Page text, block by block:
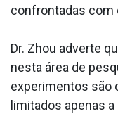
confrontadas com
Dr. Zhou adverte
nesta área de
experimentos são
limitados apenas